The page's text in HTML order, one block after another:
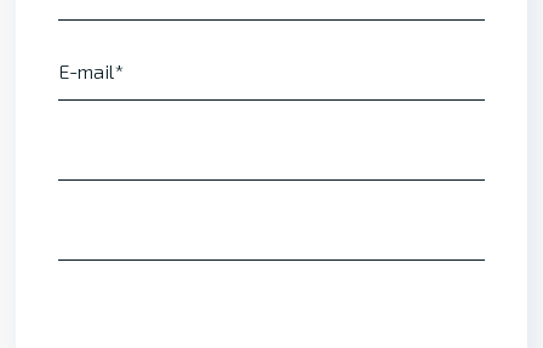
E-mail